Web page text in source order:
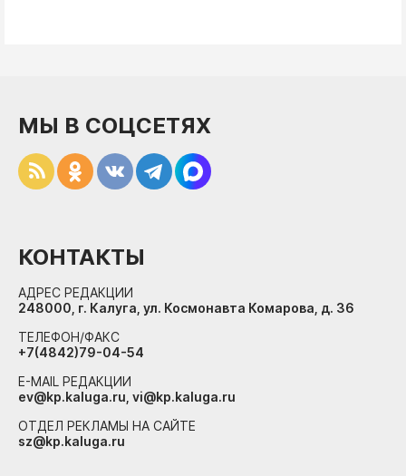
МЫ В СОЦСЕТЯХ
КОНТАКТЫ
АДРЕС РЕДАКЦИИ
248000, г. Калуга, ул. Космонавта Комарова, д. 36
ТЕЛЕФОН/ФАКС
+7(4842)79-04-54
E-MAIL РЕДАКЦИИ
ev@kp.kaluga.ru, vi@kp.kaluga.ru
ОТДЕЛ РЕКЛАМЫ НА САЙТЕ
sz@kp.kaluga.ru